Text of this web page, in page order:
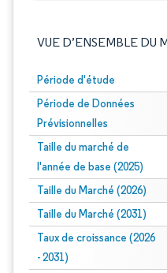
VUE D’ENSEMBLE DU
Période d'étude
Période de Données
Prévisionnelles
Taille du marché de
l'année de base (2025)
Taille du Marché (2026)
Taille du Marché (2031)
Taux de croissance (2026
- 2031)